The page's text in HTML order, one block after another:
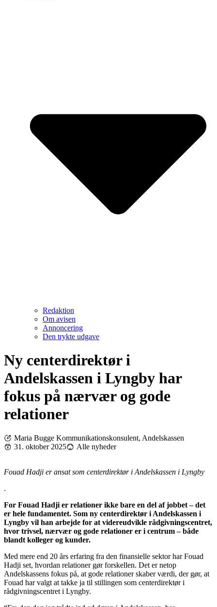
Redaktion
Om avisen
Annoncering
Den trykte udgave
Ny centerdirektør i
Andelskassen i Lyngby har
fokus på nærvær og gode
relationer
Maria Bugge Kommunikationskonsulent, Andelskassen
31. oktober 2025
Alle nyheder
Fouad Hadji er ansat som centerdirektør i Andelskassen i Lyngby
.
For Fouad Hadji er relationer ikke bare en del af jobbet – det
er hele fundamentet. Som ny centerdirektør i Andelskassen i
Lyngby vil han arbejde for at videreudvikle rådgivningscentret,
hvor trivsel, nærvær og gode relationer er i centrum – både
blandt kolleger og kunder.
Med mere end 20 års erfaring fra den finansielle sektor har Fouad
Hadji set, hvordan relationer gør forskellen. Det er netop
Andelskassens fokus på, at gode relationer skaber værdi, der gør, at
Fouad har valgt at takke ja til stillingen som centerdirektør i
rådgivningscentret i Lyngby.